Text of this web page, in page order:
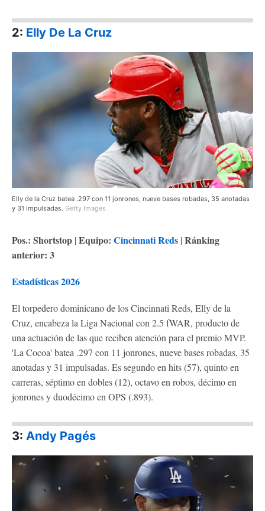
2: Elly De La Cruz
Elly de la Cruz batea .297 con 11 jonrones, nueve bases robadas, 35 anotadas
y 31 impulsadas. Getty Images
Pos.: Shortstop | Equipo: Cincinnati Reds | Ránking
anterior: 3
Estadísticas 2026
El torpedero dominicano de los Cincinnati Reds, Elly de la
Cruz, encabeza la Liga Nacional con 2.5 fWAR, producto de
una actuación de las que reciben atención para el premio MVP.
'La Cocoa' batea .297 con 11 jonrones, nueve bases robadas, 35
anotadas y 31 impulsadas. Es segundo en hits (57), quinto en
carreras, séptimo en dobles (12), octavo en robos, décimo en
jonrones y duodécimo en OPS (.893).
3: Andy Pagés